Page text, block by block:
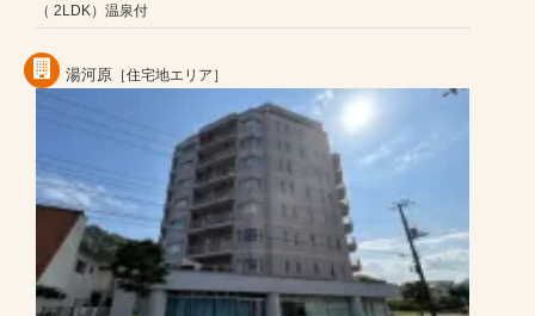
（ 2LDK）温泉付
湯河原 ［住宅地エリア］